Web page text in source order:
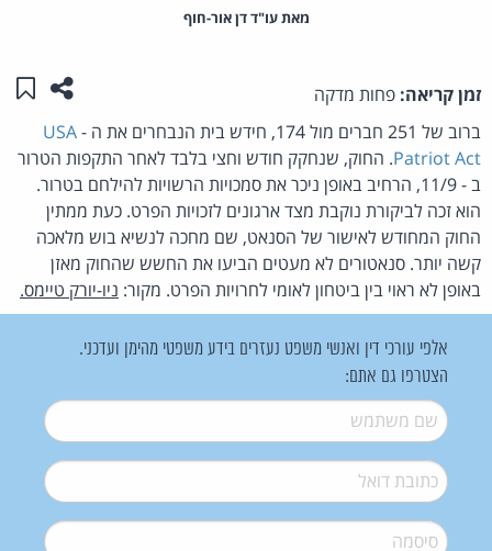
מאת‏ עו"ד דן אור-חוף
זמן קריאה: פחות מדקה שתפו
ברוב של 251 חברים מול 174, חידש בית הנבחרים את ה -
USA
Patriot Act. החוק, שנחקק חודש וחצי בלבד לאחר התקפות הטרור
ב - 11/9, הרחיב באופן ניכר את סמכויות הרשויות להילחם בטרור.
הוא זכה לביקורת נוקבת מצד ארגונים לזכויות הפרט. כעת ממתין
החוק המחודש לאישור של הסנאט, שם מחכה לנשיא בוש מלאכה
קשה יותר. סנאטורים לא מעטים הביעו את החשש שהחוק מאזן
באופן לא ראוי בין ביטחון לאומי לחרויות הפרט. מקור: ניו-יורק טיימס.
אלפי עורכי דין ואנשי משפט נעזרים בידע משפטי מהימן ועדכני.
הצטרפו גם אתם:
שם משתמש*
דואל*
סיסמה*